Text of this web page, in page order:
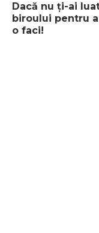
Dacă nu ți-ai
biroului pentru
o faci!